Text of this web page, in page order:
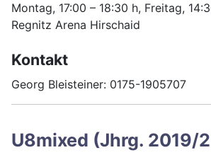
Montag, 17:00 – 18:30 h, Freitag,
Regnitz Arena Hirschaid
Kontakt
Georg Bleisteiner: 0175-1905707
U8mixed (Jhrg. 2019/